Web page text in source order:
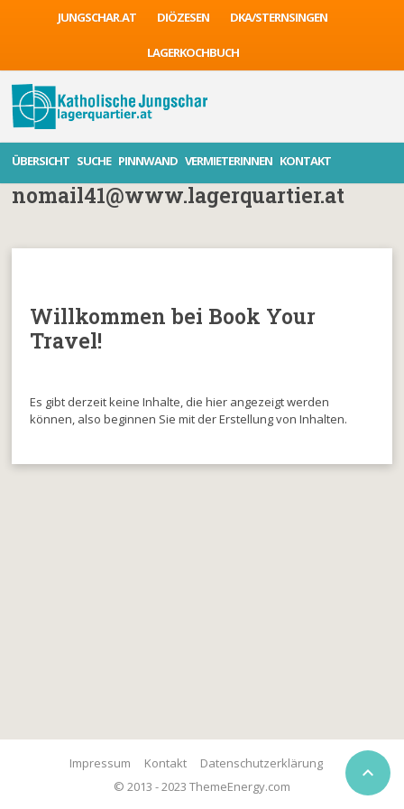
JUNGSCHAR.AT DIÖZESEN DKA/STERNSINGEN
LAGERKOCHBUCH
ÜBERSICHT SUCHE PINNWAND VERMIETERINNEN KONTAKT
nomail41@www.lagerquartier.at
Willkommen bei Book Your
Travel!
Es gibt derzeit keine Inhalte, die hier angezeigt werden
können, also beginnen Sie mit der Erstellung von Inhalten.

© 2013 - 2023 ThemeEnergy.com
Impressum Kontakt Datenschutzerklärung